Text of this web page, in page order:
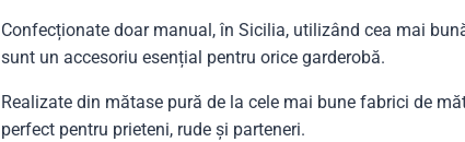
Confecționate doar manual, în Sicilia, utilizând cea mai
sunt un accesoriu esențial pentru orice garderobă.
Realizate din mătase pură de la cele mai bune fabrici de
perfect pentru prieteni, rude și parteneri.